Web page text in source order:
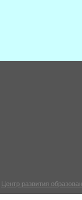
Центр развития